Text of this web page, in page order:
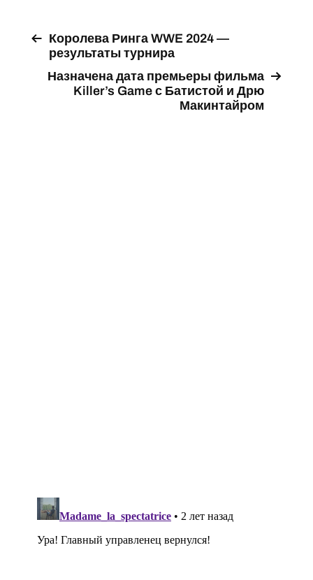
Королева Ринга WWE 2024 —
результаты турнира
Назначена дата премьеры фильма
Killer’s Game с Батистой и Дрю
Макинтайром